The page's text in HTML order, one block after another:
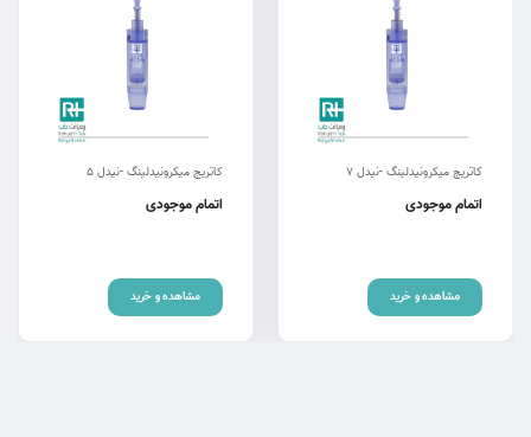
کاتریج میکرونیدلینگ -نیدل ۷
اتمام موجودی
مشاهده و خرید
کاتریج میکرونیدلینگ -نیدل ۵
اتمام موجودی
مشاهده و خرید